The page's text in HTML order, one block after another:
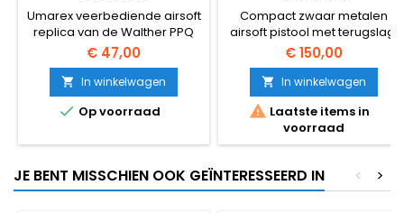
Umarex veerbediende airsoft
replica van de Walther PPQ
pistool met metalen
onderdelen, afneembare
dummy onderdrukker, 2
magazijnen
€ 47,00
 In winkelwagen
 Op voorraad
Compact zwaar metalen
airsoft pistool met terugslag.
Cybergun 180141.
€ 150,00
 In winkelwagen
 Laatste items in
voorraad
JE BENT MISSCHIEN OOK GEÏNTERESSEERD IN >
<